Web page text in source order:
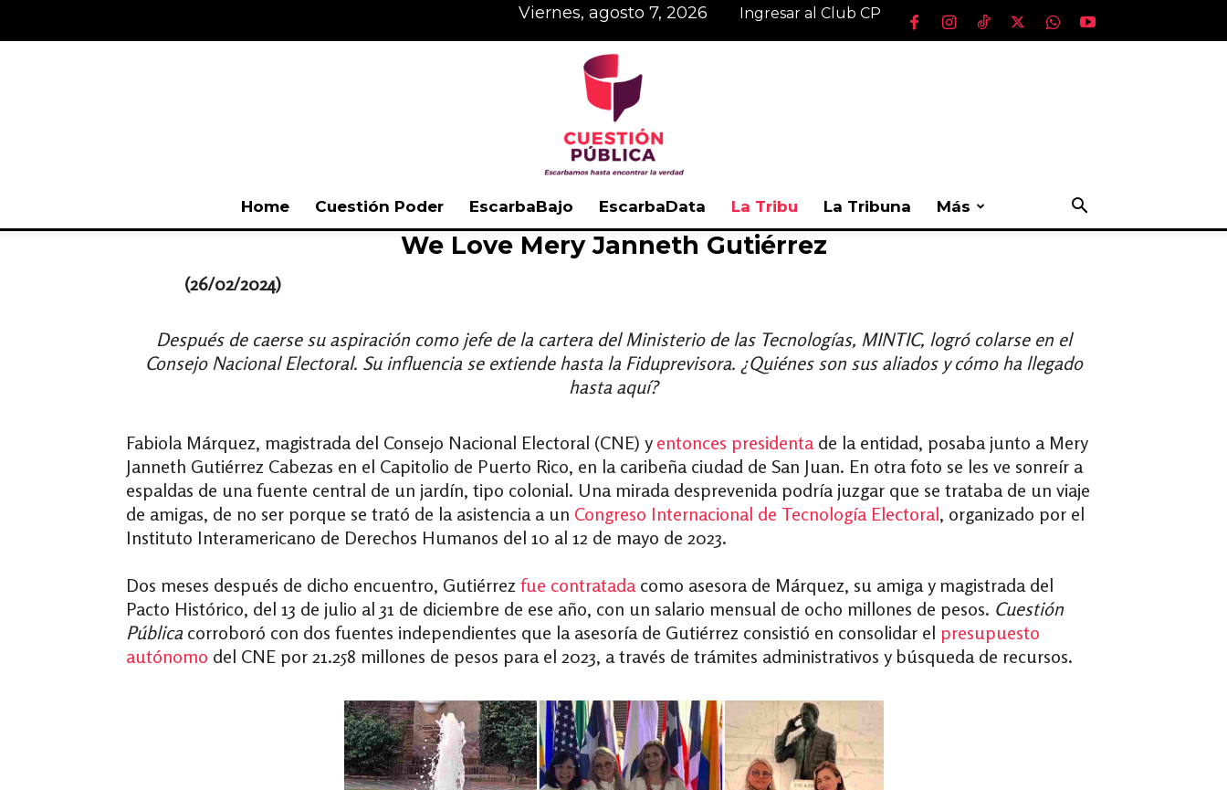
viernes, agosto 7, 2026 Ingresar al Club CP
Cuestión
Pública
Home Cuestión Poder EscarbaBajo EscarbaData La Tribu La Tribuna Más
We Love Mery Janneth Gutiérrez
(26/02/2024)
Después de caerse su aspiración como jefe de la cartera del Ministerio de las Tecnologías, MINTIC, logró colarse en el
Consejo Nacional Electoral. Su influencia se extiende hasta la Fiduprevisora. ¿Quiénes son sus aliados y cómo ha llegado
hasta aquí?
Fabiola Márquez, magistrada del Consejo Nacional Electoral (CNE) y entonces presidentade la entidad, posaba junto a Mery
Janneth Gutiérrez Cabezas en el Capitolio de Puerto Rico, en la caribeña ciudad de San Juan. En otra foto se les ve sonreír a
espaldas de una fuente central de un jardín, tipo colonial. Una mirada desprevenida podría juzgar que se trataba de un viaje
de amigas, de no ser porque se trató de la asistencia a un Congreso Internacional de Tecnología Electoral, organizado por el
Instituto Interamericano de Derechos Humanos del 10 al 12 de mayo de 2023.
Dos meses después de dicho encuentro, Gutiérrez fue contratadacomo asesora de Márquez, su amiga y magistrada del
Pacto Histórico, del 13 de julio al 31 de diciembre de ese año, con un salario mensual de ocho millones de pesos. Cuestión
Pública corroboró con dos fuentes independientes que la asesoría de Gutiérrez consistió en consolidar el presupuesto
autónomo del CNE por 21.258 millones de pesos para el 2023, a través de trámites administrativos y búsqueda de recursos.